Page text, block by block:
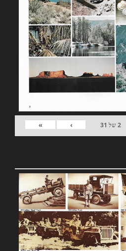
2של 31
›
»